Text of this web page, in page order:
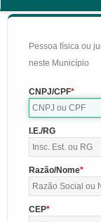
Pessoa física ou
neste Município
CNPJ/CPF
I.E./RG
Razão/Nome
CEP